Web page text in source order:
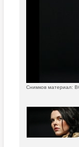
Снимков материал: